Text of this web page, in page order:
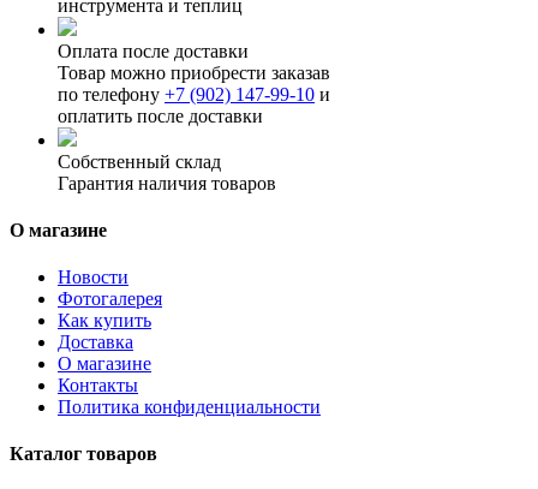
инструмента и теплиц
Оплата после доставки
Товар можно приобрести заказав
по телефону +7 (902) 147-99-10 и
оплатить после доставки
Собственный склад
Гарантия наличия товаров
О магазине
Новости
Фотогалерея
Как купить
Доставка
О магазине
Контакты
Политика конфиденциальности
Каталог товаров